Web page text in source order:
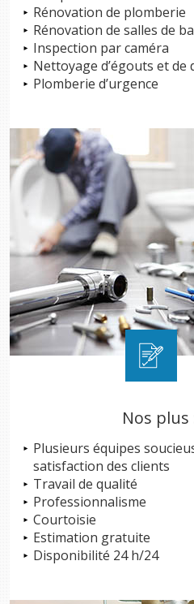
Rénovation de plomberie
Rénovation de salles de
Inspection par caméra
Nettoyage d’égouts et de
Plomberie d’urgence
Nos plus
Plusieurs équipes
satisfaction des clients
Travail de qualité
Professionnalisme
Courtoisie
Estimation gratuite
Disponibilité 24 h/24